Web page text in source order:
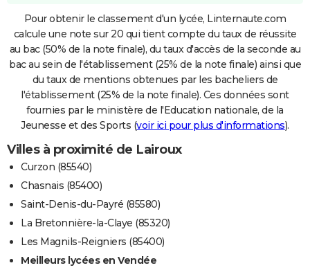
Pour obtenir le classement d'un lycée, Linternaute.com
calcule une note sur 20 qui tient compte du taux de réussite
au bac (50% de la note finale), du taux d'accès de la seconde au
bac au sein de l'établissement (25% de la note finale) ainsi que
du taux de mentions obtenues par les bacheliers de
l'établissement (25% de la note finale). Ces données sont
fournies par le ministère de l'Education nationale, de la
Jeunesse et des Sports (voir ici pour plus d'informations).
Villes à proximité de Lairoux
Curzon (85540)
Chasnais (85400)
Saint-Denis-du-Payré (85580)
La Bretonnière-la-Claye (85320)
Les Magnils-Reigniers (85400)
Meilleurs lycées en Vendée